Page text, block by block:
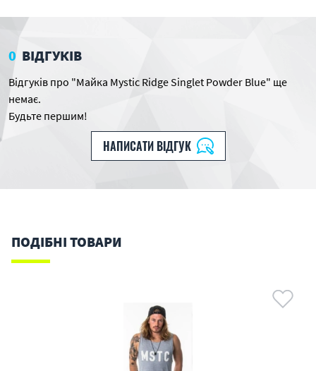
0 ВІДГУКІВ
Відгуків про "Майка Mystic Ridge Singlet Powder Blue" ще
немає.
Будьте першим!
НАПИСАТИ ВІДГУК
ПОДІБНІ ТОВАРИ